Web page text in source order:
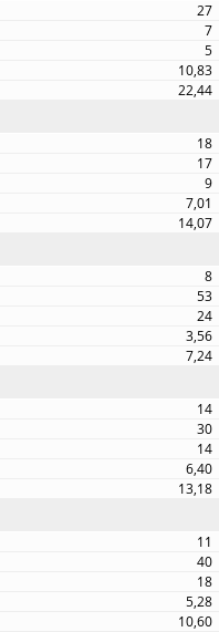
27
7
5
10,83
22,44
18
17
9
7,01
14,07
8
53
24
3,56
7,24
14
30
14
6,40
13,18
11
40
18
5,28
10,60